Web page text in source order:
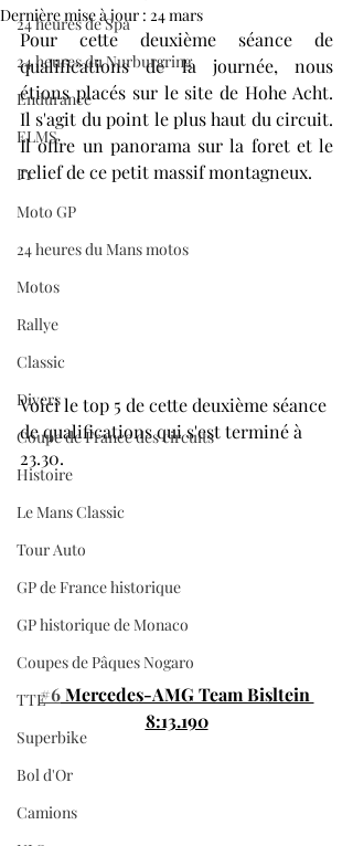
24 heures de Spa
24 heures du Nurburgring
Endurance
ELMS
F1
Moto GP
24 heures du Mans motos
Motos
Rallye
Classic
Divers
Coupe de France des circuits
Histoire
Le Mans Classic
Tour Auto
GP de France historique
GP historique de Monaco
Coupes de Pâques Nogaro
TTE
Superbike
Bol d'Or
Camions
Dernière mise à jour : 24 mars
Pour cette deuxième séance de
qualifications de la journée, nous
étions placés sur le site de Hohe Acht.
Il s'agit du point le plus haut du circuit.
Il offre un panorama sur la foret et le
relief de ce petit massif montagneux.
Voici le top 5 de cette deuxième séance
de qualifications qui s'est terminé à
23.30.
#6 Mercedes-AMG Team Bisltein
8:13.190